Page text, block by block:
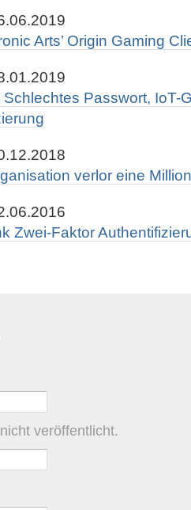
Arts’ Origin Gaming
Passwort, IoT-
verlor eine
Zwei-Faktor
veröffentlicht.